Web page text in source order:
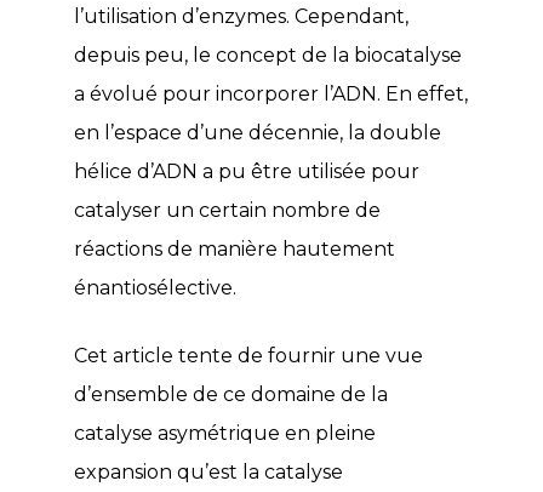
l’utilisation d’enzymes. Cependant,
depuis peu, le concept de la biocatalyse
a évolué pour incorporer l’ADN. En effet,
en l’espace d’une décennie, la double
hélice d’ADN a pu être utilisée pour
catalyser un certain nombre de
réactions de manière hautement
énantiosélective.
Cet article tente de fournir une vue
d’ensemble de ce domaine de la
catalyse asymétrique en pleine
expansion qu’est la catalyse